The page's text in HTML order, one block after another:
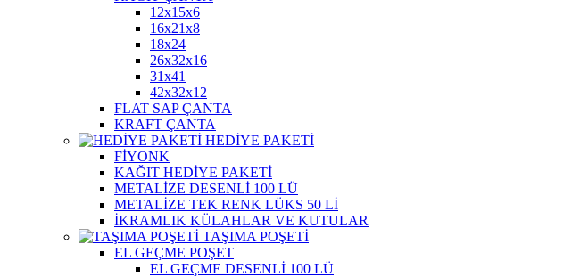
12x15x6
16x21x8
18x24
26x32x16
31x41
42x32x12
FLAT SAP ÇANTA
KRAFT ÇANTA
HEDİYE PAKETİ
FİYONK
KAĞIT HEDİYE PAKETİ
METALİZE DESENLİ 100 LÜ
METALİZE TEK RENK LÜKS 50 Lİ
İKRAMLIK KÜLAHLAR VE KUTULAR
TAŞIMA POŞETİ
EL GEÇME POŞET
EL GEÇME DESENLİ 100 LÜ